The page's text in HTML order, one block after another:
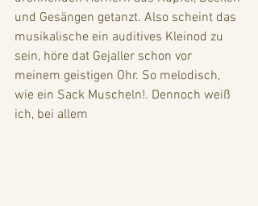
und Gesängen getanzt. Also scheint das
musikalische ein auditives Kleinod zu
sein, höre dat Gejaller schon vor
meinem geistigen Ohr. So melodisch,
wie ein Sack Muscheln!. Dennoch weiß
ich, bei allem